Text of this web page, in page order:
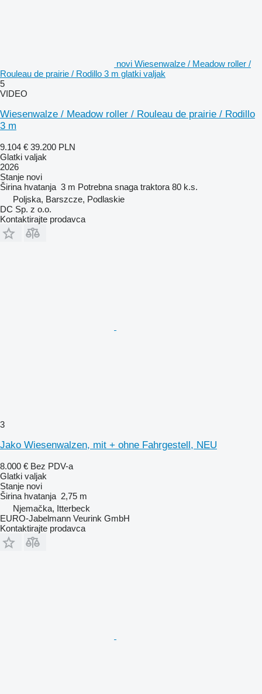
novi Wiesenwalze / Meadow roller /
Rouleau de prairie / Rodillo 3 m glatki valjak
5
VIDEO
Wiesenwalze / Meadow roller / Rouleau de prairie / Rodillo
3 m
9.104 € 39.200 PLN
Glatki valjak
2026
Stanje novi
Širina hvatanja 3 m Potrebna snaga traktora 80 k.s.
Poljska, Barszcze, Podlaskie
DC Sp. z o.o.
Kontaktirajte prodavca
3
Jako Wiesenwalzen, mit + ohne Fahrgestell, NEU
8.000 € Bez PDV-a
Glatki valjak
Stanje novi
Širina hvatanja 2,75 m
Njemačka, Itterbeck
EURO-Jabelmann Veurink GmbH
Kontaktirajte prodavca